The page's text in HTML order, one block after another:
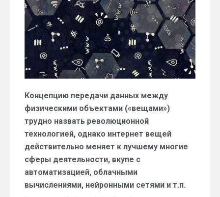
Концепцию передачи данных между
физическими объектами («вещами»)
трудно назвать революционной
технологией, однако интернет вещей
действительно меняет к лучшему многие
сферы деятельности, вкупе с
автоматизацией, облачными
вычислениями, нейронными сетями и т.п.